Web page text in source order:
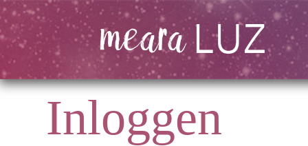
Inloggen